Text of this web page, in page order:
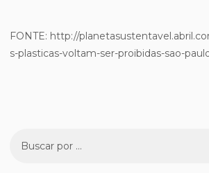
FONTE: http://
s-plasticas-voltam-ser-proibidas-sao-